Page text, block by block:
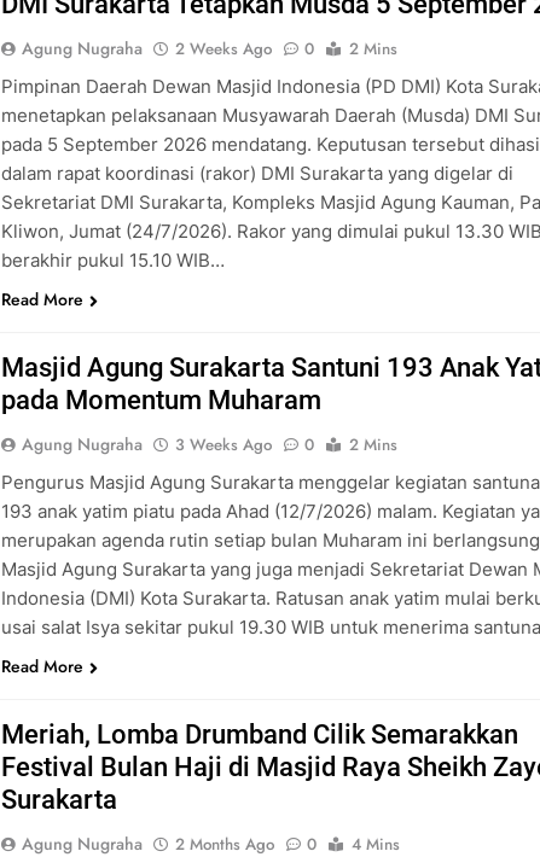
Agung Nugraha 2 Weeks Ago 0
2 Mins
Pimpinan Daerah Dewan Masjid Indonesia (PD DMI) Kota
menetapkan pelaksanaan Musyawarah Daerah (Musda) DMI
pada 5 September 2026 mendatang. Keputusan tersebut
dalam rapat koordinasi (rakor) DMI Surakarta yang digelar di
Sekretariat DMI Surakarta, Kompleks Masjid Agung Kauman,
Kliwon, Jumat (24/7/2026). Rakor yang dimulai pukul 13.30
berakhir pukul 15.10 WIB…
Read More
Masjid Agung Surakarta Santuni 193 Anak
pada Momentum Muharam
Agung Nugraha 3 Weeks Ago 0
2 Mins
Pengurus Masjid Agung Surakarta menggelar kegiatan
193 anak yatim piatu pada Ahad (12/7/2026) malam. Kegiatan
merupakan agenda rutin setiap bulan Muharam ini
Masjid Agung Surakarta yang juga menjadi Sekretariat Dewan
Indonesia (DMI) Kota Surakarta. Ratusan anak yatim mulai
usai salat Isya sekitar pukul 19.30 WIB untuk menerima
Read More
Meriah, Lomba Drumband Cilik Semarakkan
Festival Bulan Haji di Masjid Raya Sheikh
Surakarta
Agung Nugraha 2 Months Ago 0
4 Mins